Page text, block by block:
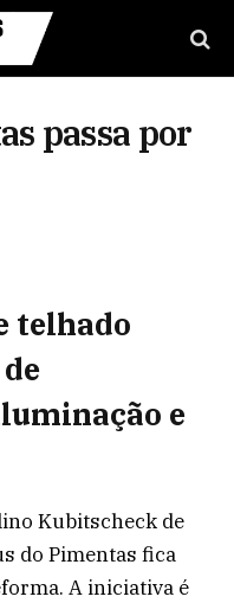
passa por
telhado
e
Kubitscheck de
do Pimentas fica
A iniciativa é